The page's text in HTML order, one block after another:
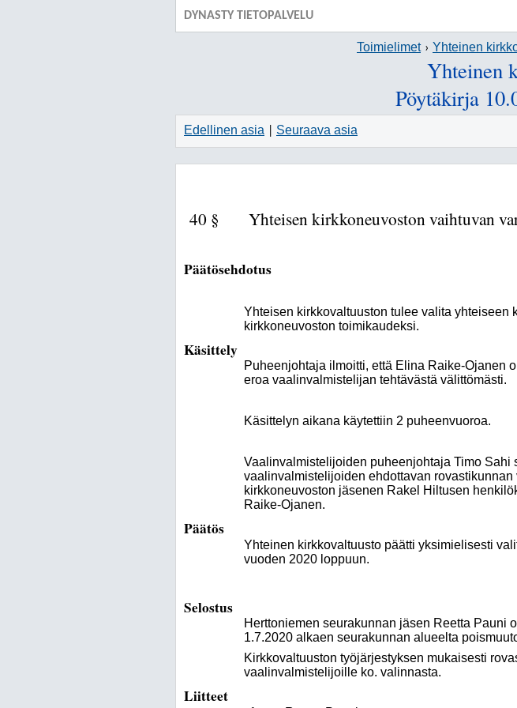
DYNASTY TIETOPALVELU
Toimielimet Yhteinen
Yhteinen
Pöytäkirja
Edellinen asia Seuraava asia
40 § Yhteisen kirkkoneuvoston vaihtuvan
Päätösehdotus
Yhteisen kirkkovaltuuston tulee valita
kirkkoneuvoston toimikaudeksi.
Käsittely
Puheenjohtaja ilmoitti, että Elina Raike-Ojanen
eroa vaalinvalmistelijan tehtävästä välittömästi.
Käsittelyn aikana käytettiin 2 puheenvuoroa.
Vaalinvalmistelijoiden puheenjohtaja Timo
vaalinvalmistelijoiden ehdottavan
kirkkoneuvoston jäsenen Rakel Hiltusen
Raike-Ojanen.
Päätös
Yhteinen kirkkovaltuusto päätti yksimielisesti
vuoden 2020 loppuun.
Selostus
Herttoniemen seurakunnan jäsen Reetta Pauni
1.7.2020 alkaen seurakunnan alueelta
Kirkkovaltuuston työjärjestyksen mukaisesti
vaalinvalmistelijoille ko. valinnasta.
Liitteet